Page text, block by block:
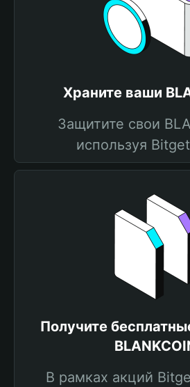
Храните ваши
Защитите свои
используя
Получите
В рамках акций